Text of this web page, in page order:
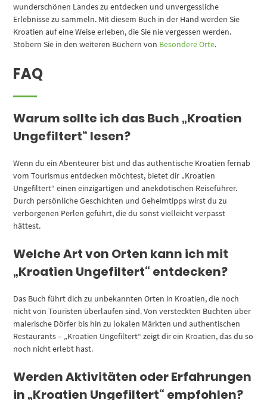
wunderschönen Landes zu entdecken und unvergessliche
Erlebnisse zu sammeln. Mit diesem Buch in der Hand werden Sie
Kroatien auf eine Weise erleben, die Sie nie vergessen werden.
Stöbern Sie in den weiteren Büchern von Besondere Orte.
FAQ
Warum sollte ich das Buch „Kroatien
Ungefiltert“ lesen?
Wenn du ein Abenteurer bist und das authentische Kroatien fernab
vom Tourismus entdecken möchtest, bietet dir „Kroatien
Ungefiltert“ einen einzigartigen und anekdotischen Reiseführer.
Durch persönliche Geschichten und Geheimtipps wirst du zu
verborgenen Perlen geführt, die du sonst vielleicht verpasst
hättest.
Welche Art von Orten kann ich mit
„Kroatien Ungefiltert“ entdecken?
Das Buch führt dich zu unbekannten Orten in Kroatien, die noch
nicht von Touristen überlaufen sind. Von versteckten Buchten über
malerische Dörfer bis hin zu lokalen Märkten und authentischen
Restaurants – „Kroatien Ungefiltert“ zeigt dir ein Kroatien, das du so
noch nicht erlebt hast.
Werden Aktivitäten oder Erfahrungen
in „Kroatien Ungefiltert“ empfohlen?